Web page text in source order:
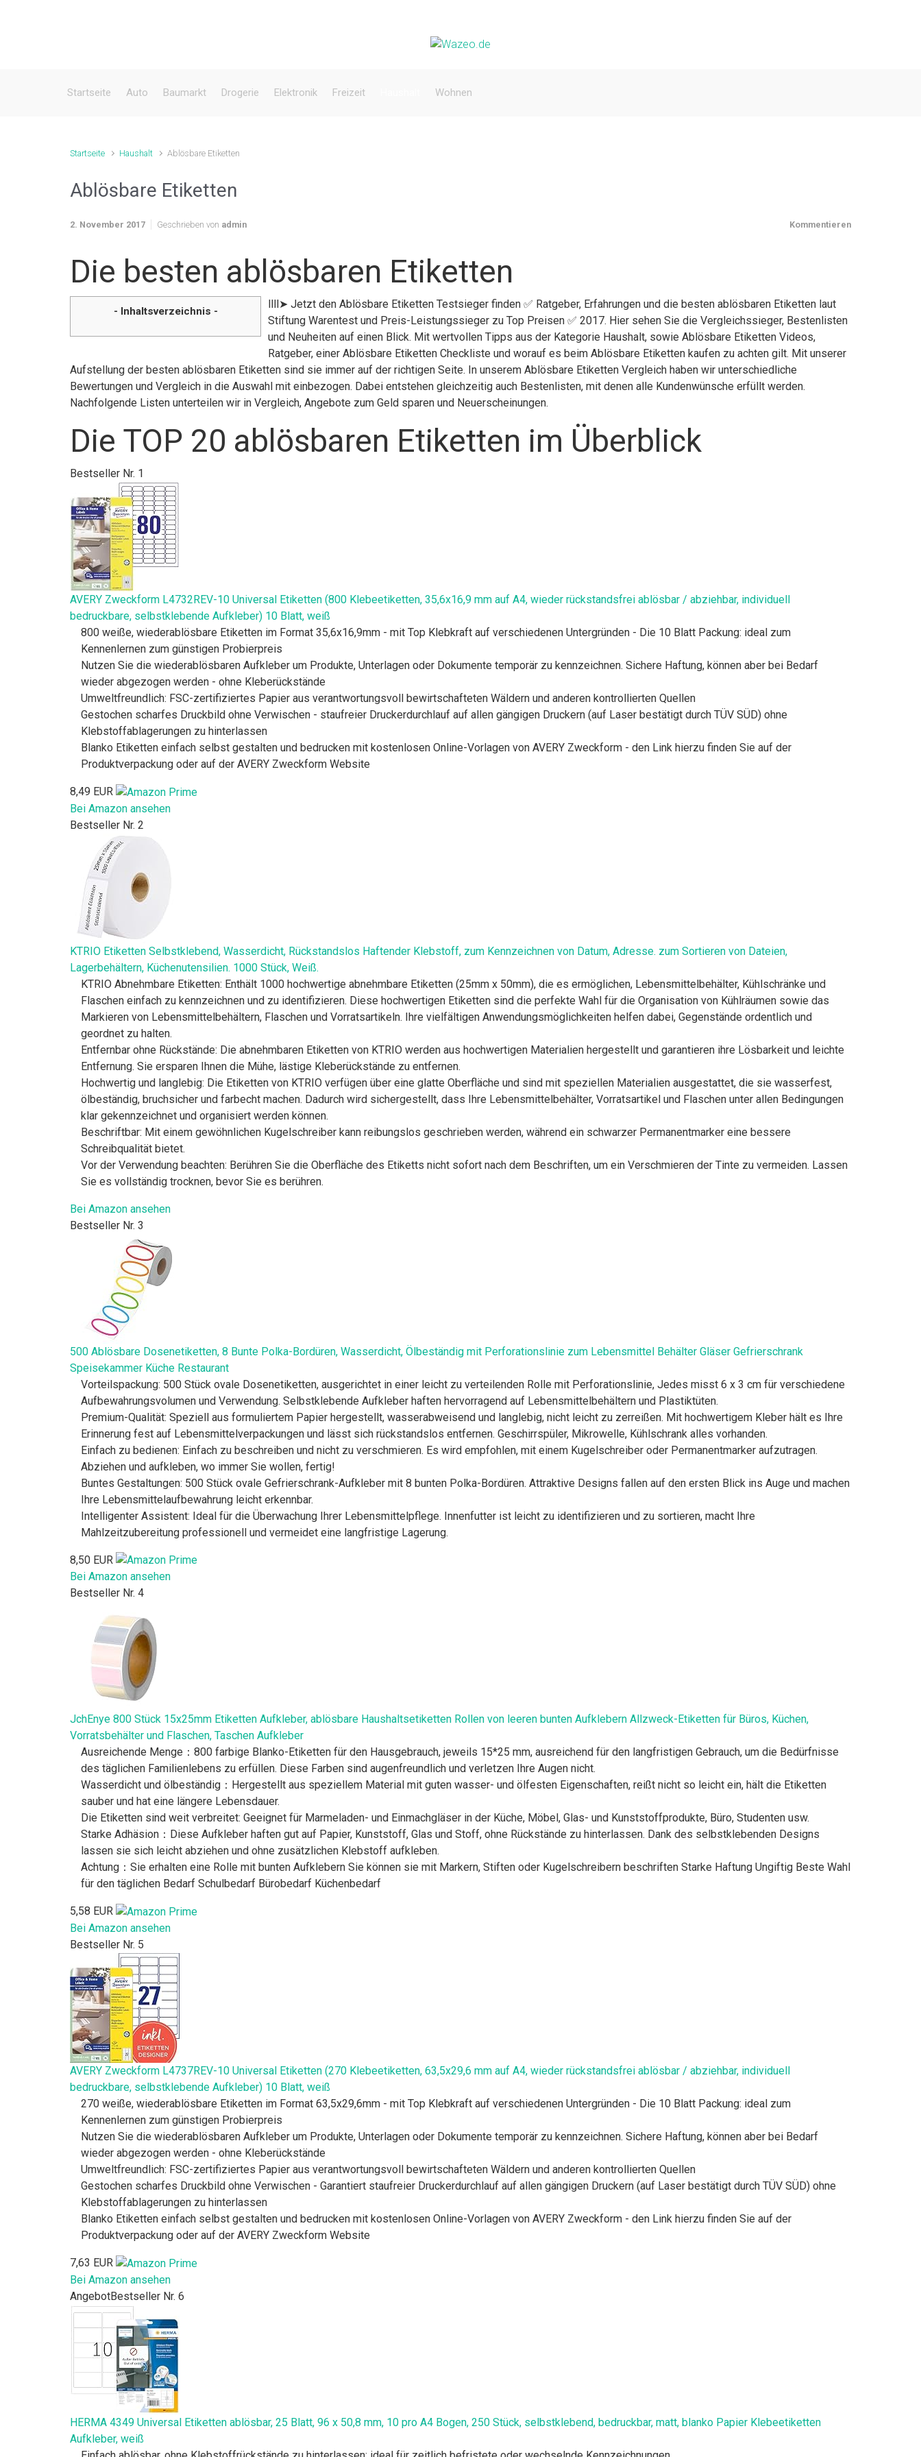
Startseite Auto Baumarkt Drogerie Elektronik Freizeit Wohnen
Startseite Haushalt Ablösbare Etiketten
Ablösbare Etiketten
2. November 2017 Geschrieben von admin Kommentieren
Die besten ablösbaren Etiketten
- Inhaltsverzeichnis -
llll➤ Jetzt den Ablösbare Etiketten Testsieger finden ✅ Ratgeber, Erfahrungen und die besten ablösbaren Etiketten laut
Stiftung Warentest und Preis-Leistungssieger zu Top Preisen ✅ 2017. Hier sehen Sie die Vergleichssieger, Bestenlisten
und Neuheiten auf einen Blick. Mit wertvollen Tipps aus der Kategorie Haushalt, sowie Ablösbare Etiketten Videos,
Ratgeber, einer Ablösbare Etiketten Checkliste und worauf es beim Ablösbare Etiketten kaufen zu achten gilt. Mit unserer
Aufstellung der besten ablösbaren Etiketten sind sie immer auf der richtigen Seite. In unserem Ablösbare Etiketten Vergleich haben wir unterschiedliche
Bewertungen und Vergleich in die Auswahl mit einbezogen. Dabei entstehen gleichzeitig auch Bestenlisten, mit denen alle Kundenwünsche erfüllt werden.
Nachfolgende Listen unterteilen wir in Vergleich, Angebote zum Geld sparen und Neuerscheinungen.
Die TOP 20 ablösbaren Etiketten im Überblick
Bestseller Nr. 1
AVERY Zweckform L4732REV-10 Universal Etiketten (800 Klebeetiketten, 35,6x16,9 mm auf A4, wieder rückstandsfrei ablösbar / abziehbar, individuell
bedruckbare, selbstklebende Aufkleber) 10 Blatt, weiß
800 weiße, wiederablösbare Etiketten im Format 35,6x16,9mm - mit Top Klebkraft auf verschiedenen Untergründen - Die 10 Blatt Packung: ideal zum
Kennenlernen zum günstigen Probierpreis
Nutzen Sie die wiederablösbaren Aufkleber um Produkte, Unterlagen oder Dokumente temporär zu kennzeichnen. Sichere Haftung, können aber bei Bedarf
wieder abgezogen werden - ohne Kleberückstände
Umweltfreundlich: FSC-zertifiziertes Papier aus verantwortungsvoll bewirtschafteten Wäldern und anderen kontrollierten Quellen
Gestochen scharfes Druckbild ohne Verwischen - staufreier Druckerdurchlauf auf allen gängigen Druckern (auf Laser bestätigt durch TÜV SÜD) ohne
Klebstoffablagerungen zu hinterlassen
Blanko Etiketten einfach selbst gestalten und bedrucken mit kostenlosen Online-Vorlagen von AVERY Zweckform - den Link hierzu finden Sie auf der
Produktverpackung oder auf der AVERY Zweckform Website
8,49 EUR
Bei Amazon ansehen
Bestseller Nr. 2
KTRIO Etiketten Selbstklebend, Wasserdicht, Rückstandslos Haftender Klebstoff, zum Kennzeichnen von Datum, Adresse. zum Sortieren von Dateien,
Lagerbehältern, Küchenutensilien. 1000 Stück, Weiß.
KTRIO Abnehmbare Etiketten: Enthält 1000 hochwertige abnehmbare Etiketten (25mm x 50mm), die es ermöglichen, Lebensmittelbehälter, Kühlschränke und
Flaschen einfach zu kennzeichnen und zu identifizieren. Diese hochwertigen Etiketten sind die perfekte Wahl für die Organisation von Kühlräumen sowie das
Markieren von Lebensmittelbehältern, Flaschen und Vorratsartikeln. Ihre vielfältigen Anwendungsmöglichkeiten helfen dabei, Gegenstände ordentlich und
geordnet zu halten.
Entfernbar ohne Rückstände: Die abnehmbaren Etiketten von KTRIO werden aus hochwertigen Materialien hergestellt und garantieren ihre Lösbarkeit und leichte
Entfernung. Sie ersparen Ihnen die Mühe, lästige Kleberückstände zu entfernen.
Hochwertig und langlebig: Die Etiketten von KTRIO verfügen über eine glatte Oberfläche und sind mit speziellen Materialien ausgestattet, die sie wasserfest,
ölbeständig, bruchsicher und farbecht machen. Dadurch wird sichergestellt, dass Ihre Lebensmittelbehälter, Vorratsartikel und Flaschen unter allen Bedingungen
klar gekennzeichnet und organisiert werden können.
Beschriftbar: Mit einem gewöhnlichen Kugelschreiber kann reibungslos geschrieben werden, während ein schwarzer Permanentmarker eine bessere
Schreibqualität bietet.
Vor der Verwendung beachten: Berühren Sie die Oberfläche des Etiketts nicht sofort nach dem Beschriften, um ein Verschmieren der Tinte zu vermeiden. Lassen
Sie es vollständig trocknen, bevor Sie es berühren.
Bei Amazon ansehen
Bestseller Nr. 3
500 Ablösbare Dosenetiketten, 8 Bunte Polka-Bordüren, Wasserdicht, Ölbeständig mit Perforationslinie zum Lebensmittel Behälter Gläser Gefrierschrank
Speisekammer Küche Restaurant
Vorteilspackung: 500 Stück ovale Dosenetiketten, ausgerichtet in einer leicht zu verteilenden Rolle mit Perforationslinie, Jedes misst 6 x 3 cm für verschiedene
Aufbewahrungsvolumen und Verwendung. Selbstklebende Aufkleber haften hervorragend auf Lebensmittelbehältern und Plastiktüten.
Premium-Qualität: Speziell aus formuliertem Papier hergestellt, wasserabweisend und langlebig, nicht leicht zu zerreißen. Mit hochwertigem Kleber hält es Ihre
Erinnerung fest auf Lebensmittelverpackungen und lässt sich rückstandslos entfernen. Geschirrspüler, Mikrowelle, Kühlschrank alles vorhanden.
Einfach zu bedienen: Einfach zu beschreiben und nicht zu verschmieren. Es wird empfohlen, mit einem Kugelschreiber oder Permanentmarker aufzutragen.
Abziehen und aufkleben, wo immer Sie wollen, fertig!
Buntes Gestaltungen: 500 Stück ovale Gefrierschrank-Aufkleber mit 8 bunten Polka-Bordüren. Attraktive Designs fallen auf den ersten Blick ins Auge und machen
Ihre Lebensmittelaufbewahrung leicht erkennbar.
Intelligenter Assistent: Ideal für die Überwachung Ihrer Lebensmittelpflege. Innenfutter ist leicht zu identifizieren und zu sortieren, macht Ihre
Mahlzeitzubereitung professionell und vermeidet eine langfristige Lagerung.
8,50 EUR
Bei Amazon ansehen
Bestseller Nr. 4
JchEnye 800 Stück 15x25mm Etiketten Aufkleber, ablösbare Haushaltsetiketten Rollen von leeren bunten Aufklebern Allzweck-Etiketten für Büros, Küchen,
Vorratsbehälter und Flaschen, Taschen Aufkleber
Ausreichende Menge：800 farbige Blanko-Etiketten für den Hausgebrauch, jeweils 15*25 mm, ausreichend für den langfristigen Gebrauch, um die Bedürfnisse
des täglichen Familienlebens zu erfüllen. Diese Farben sind augenfreundlich und verletzen Ihre Augen nicht.
Wasserdicht und ölbeständig：Hergestellt aus speziellem Material mit guten wasser- und ölfesten Eigenschaften, reißt nicht so leicht ein, hält die Etiketten
sauber und hat eine längere Lebensdauer.
Die Etiketten sind weit verbreitet: Geeignet für Marmeladen- und Einmachgläser in der Küche, Möbel, Glas- und Kunststoffprodukte, Büro, Studenten usw.
Starke Adhäsion：Diese Aufkleber haften gut auf Papier, Kunststoff, Glas und Stoff, ohne Rückstände zu hinterlassen. Dank des selbstklebenden Designs
lassen sie sich leicht abziehen und ohne zusätzlichen Klebstoff aufkleben.
Achtung：Sie erhalten eine Rolle mit bunten Aufklebern Sie können sie mit Markern, Stiften oder Kugelschreibern beschriften Starke Haftung Ungiftig Beste Wahl
für den täglichen Bedarf Schulbedarf Bürobedarf Küchenbedarf
5,58 EUR
Bei Amazon ansehen
Bestseller Nr. 5
AVERY Zweckform L4737REV-10 Universal Etiketten (270 Klebeetiketten, 63,5x29,6 mm auf A4, wieder rückstandsfrei ablösbar / abziehbar, individuell
bedruckbare, selbstklebende Aufkleber) 10 Blatt, weiß
270 weiße, wiederablösbare Etiketten im Format 63,5x29,6mm - mit Top Klebkraft auf verschiedenen Untergründen - Die 10 Blatt Packung: ideal zum
Kennenlernen zum günstigen Probierpreis
Nutzen Sie die wiederablösbaren Aufkleber um Produkte, Unterlagen oder Dokumente temporär zu kennzeichnen. Sichere Haftung, können aber bei Bedarf
wieder abgezogen werden - ohne Kleberückstände
Umweltfreundlich: FSC-zertifiziertes Papier aus verantwortungsvoll bewirtschafteten Wäldern und anderen kontrollierten Quellen
Gestochen scharfes Druckbild ohne Verwischen - Garantiert staufreier Druckerdurchlauf auf allen gängigen Druckern (auf Laser bestätigt durch TÜV SÜD) ohne
Klebstoffablagerungen zu hinterlassen
Blanko Etiketten einfach selbst gestalten und bedrucken mit kostenlosen Online-Vorlagen von AVERY Zweckform - den Link hierzu finden Sie auf der
Produktverpackung oder auf der AVERY Zweckform Website
7,63 EUR
Bei Amazon ansehen
AngebotBestseller Nr. 6
HERMA 4349 Universal Etiketten ablösbar, 25 Blatt, 96 x 50,8 mm, 10 pro A4 Bogen, 250 Stück, selbstklebend, bedruckbar, matt, blanko Papier Klebeetiketten
Aufkleber, weiß